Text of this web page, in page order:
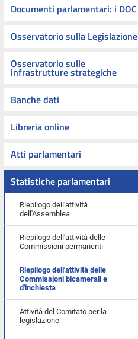
Documenti parlamentari: i DOC
Osservatorio sulla Legislazione
Osservatorio sulle
infrastrutture strategiche
Banche dati
Libreria online
Atti parlamentari
Statistiche parlamentari
Riepilogo dell'attività
dell'Assemblea
Riepilogo dell'attività delle
Commissioni permanenti
Riepilogo dell'attività delle
Commissioni bicamerali e
d'inchiesta
Attività del Comitato per la
legislazione